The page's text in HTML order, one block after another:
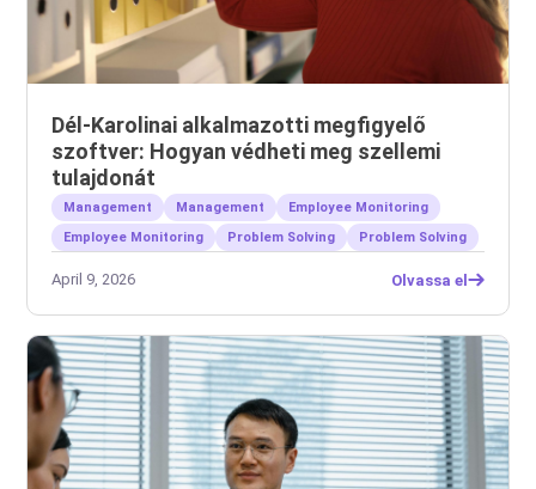
Dél-Karolinai alkalmazotti megfigyelő
szoftver: Hogyan védheti meg szellemi
tulajdonát
Management Management
Employee Monitoring
Employee Monitoring
Problem Solving Problem Solving
April 9, 2026 Olvassa el